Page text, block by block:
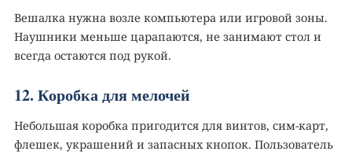
Вешалка нужна возле компьютера или игровой зоны.
Наушники меньше царапаются, не занимают стол и
всегда остаются под рукой.
12. Коробка для мелочей
Небольшая коробка пригодится для винтов, сим-карт,
флешек, украшений и запасных кнопок. Пользователь